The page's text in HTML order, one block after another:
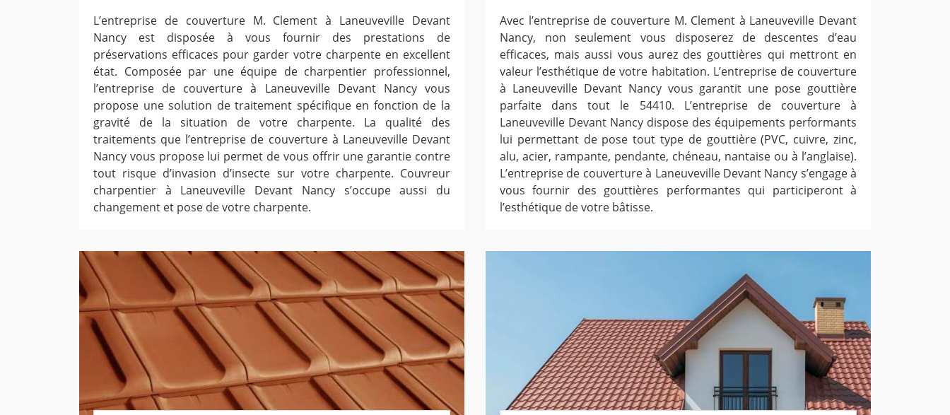
L’entreprise de couverture M. Clement à Laneuveville Devant
Nancy est disposée à vous fournir des prestations de
préservations efficaces pour garder votre charpente en excellent
état. Composée par une équipe de charpentier professionnel,
l’entreprise de couverture à Laneuveville Devant Nancy vous
propose une solution de traitement spécifique en fonction de la
gravité de la situation de votre charpente. La qualité des
traitements que l’entreprise de couverture à Laneuveville Devant
Nancy vous propose lui permet de vous offrir une garantie contre
tout risque d’invasion d’insecte sur votre charpente. Couvreur
charpentier à Laneuveville Devant Nancy s’occupe aussi du
changement et pose de votre charpente.
Avec l’entreprise de couverture M. Clement à Laneuveville Devant
Nancy, non seulement vous disposerez de descentes d’eau
efficaces, mais aussi vous aurez des gouttières qui mettront en
valeur l’esthétique de votre habitation. L’entreprise de couverture
à Laneuveville Devant Nancy vous garantit une pose gouttière
parfaite dans tout le 54410. L’entreprise de couverture à
Laneuveville Devant Nancy dispose des équipements performants
lui permettant de pose tout type de gouttière (PVC, cuivre, zinc,
alu, acier, rampante, pendante, chéneau, nantaise ou à l’anglaise).
L’entreprise de couverture à Laneuveville Devant Nancy s’engage à
vous fournir des gouttières performantes qui participeront à
l’esthétique de votre bâtisse.